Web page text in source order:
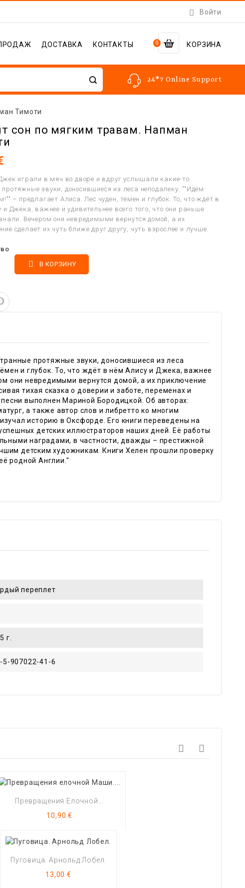
 Войти
0 КОРЗИНА
ДОСТАВКА КОНТАКТЫ
24*7 Online Support
Тимоти
сон по мягким травам. Напман
играли в мяч во дворе и вдруг услышали какие-то
звуки, доносившиеся из леса неподалеку. ""Идём
– предлагает Алиса. Лес чуден, тёмен и глубок. То, что ждёт в
и Джека, важнее и удивительнее всего того, что они раньше
Вечером они невредимыми вернутся домой, а их
сделает их чуть ближе друг другу, чуть взрослее и лучше.
 В КОРЗИНУ
протяжные звуки, доносившиеся из леса
и глубок. То, что ждёт в нём Алису и Джека, важнее
они невредимыми вернутся домой, а их приключение
тихая сказка о доверии и заботе, переменах и
выполнен Мариной Бородицкой. Об авторах:
а также автор слов и либретто ко многим
историю в Оксфорде. Его книги переведены на
детских иллюстраторов наших дней. Её работы
наградами, в частности, дважды – престижной
детским художникам. Книги Хелен прошли проверку
родной Англии."
переплет
г.
5-907022-41-6
Превращения Елочной...
Цена
10,90 €
Пуговица. Арнольд Лобел.
Цена
13,00 €